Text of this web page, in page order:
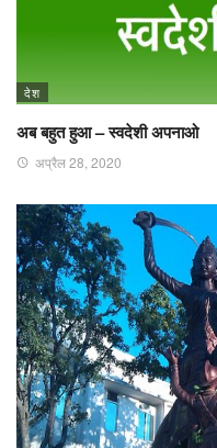
देश
अब बहुत हुआ – स्वदेशी अपनाओ
अप्रैल 28, 2020